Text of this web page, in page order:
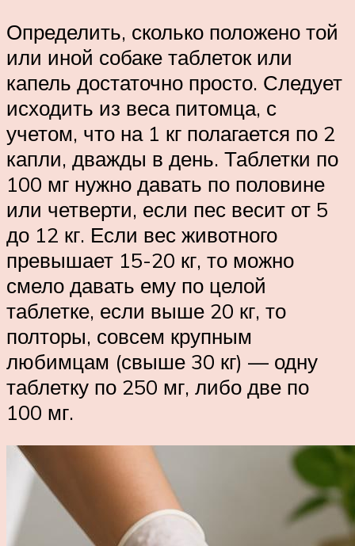
Определить, сколько положено той
или иной собаке таблеток или
капель достаточно просто. Следует
исходить из веса питомца, с
учетом, что на 1 кг полагается по 2
капли, дважды в день. Таблетки по
100 мг нужно давать по половине
или четверти, если пес весит от 5
до 12 кг. Если вес животного
превышает 15-20 кг, то можно
смело давать ему по целой
таблетке, если выше 20 кг, то
полторы, совсем крупным
любимцам (свыше 30 кг) — одну
таблетку по 250 мг, либо две по
100 мг.